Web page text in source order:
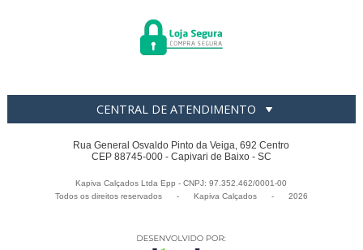
CENTRAL DE ATENDIMENTO
Rua General Osvaldo Pinto da Veiga, 692 Centro
CEP 88745-000 - Capivari de Baixo - SC
Kapiva Calçados Ltda Epp - CNPJ: 97.352.462/0001-00
Todos os direitos reservados
- Kapiva Calçados - 2026